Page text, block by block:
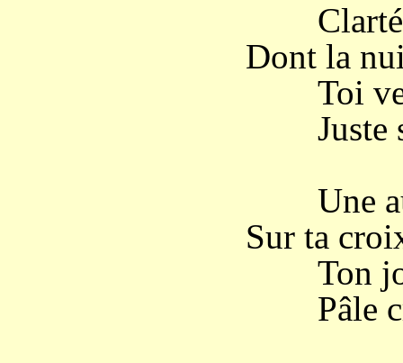
Clarté
Dont la
Toi
Juste
Une
Sur ta
Ton
Pâle